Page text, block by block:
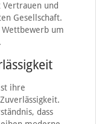
und
Gesellschaft.
um
ihre
dass